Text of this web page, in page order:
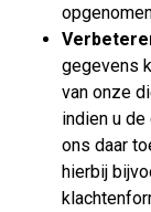
gegevens
van onze
indien u
ons daar
hierbij